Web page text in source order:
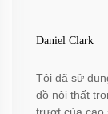
Daniel Clark
Tôi đã sử
đồ nội thất
trượt của cao